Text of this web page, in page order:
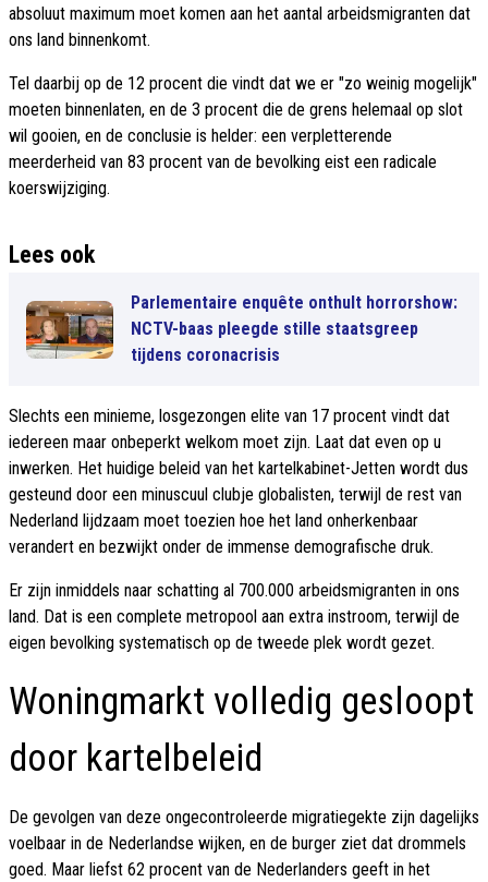
absoluut maximum moet komen aan het aantal arbeidsmigranten dat
ons land binnenkomt.
Tel daarbij op de 12 procent die vindt dat we er "zo weinig mogelijk"
moeten binnenlaten, en de 3 procent die de grens helemaal op slot
wil gooien, en de conclusie is helder: een verpletterende
meerderheid van 83 procent van de bevolking eist een radicale
koerswijziging.
Lees ook
Parlementaire enquête onthult horrorshow:
NCTV-baas pleegde stille staatsgreep
tijdens coronacrisis
Slechts een minieme, losgezongen elite van 17 procent vindt dat
iedereen maar onbeperkt welkom moet zijn. Laat dat even op u
inwerken. Het huidige beleid van het kartelkabinet-Jetten wordt dus
gesteund door een minuscuul clubje globalisten, terwijl de rest van
Nederland lijdzaam moet toezien hoe het land onherkenbaar
verandert en bezwijkt onder de immense demografische druk.
Er zijn inmiddels naar schatting al 700.000 arbeidsmigranten in ons
land. Dat is een complete metropool aan extra instroom, terwijl de
eigen bevolking systematisch op de tweede plek wordt gezet.
Woningmarkt volledig gesloopt
door kartelbeleid
De gevolgen van deze ongecontroleerde migratiegekte zijn dagelijks
voelbaar in de Nederlandse wijken, en de burger ziet dat drommels
goed. Maar liefst 62 procent van de Nederlanders geeft in het